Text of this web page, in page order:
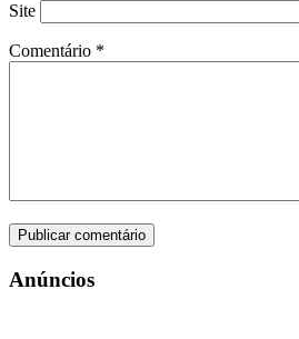
Site
Comentário *
Anúncios